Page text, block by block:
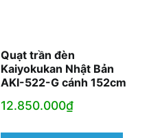
Quạt trần đèn
Kaiyokukan Nhật Bản
AKI-522-G cánh 152cm
12.850.000₫